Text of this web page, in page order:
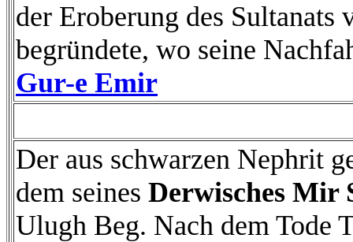
der Eroberung des
begründete, wo seine
Gur-e Emir
Der aus schwarzen Nephrit
dem seines Derwisches Mir
Ulugh Beg. Nach dem Tode